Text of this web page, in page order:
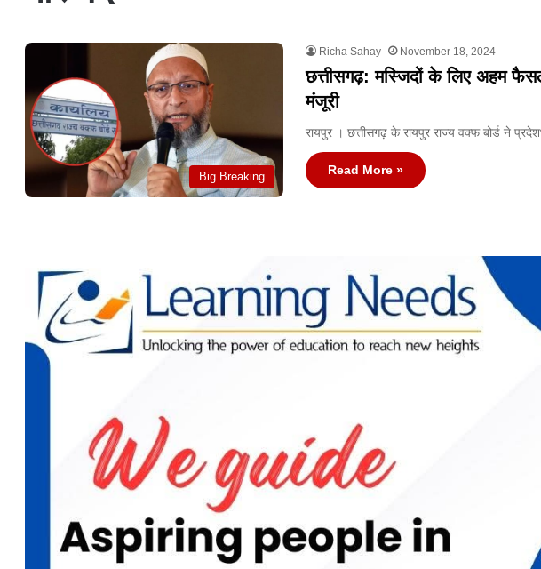
Big Breaking
Richa Sahay November 18, 2024
छत्तीसगढ़: मस्जिदों के लिए अहम
मंजूरी
रायपुर । छत्तीसगढ़ के रायपुर राज्य वक्फ बोर्ड ने
Read More »